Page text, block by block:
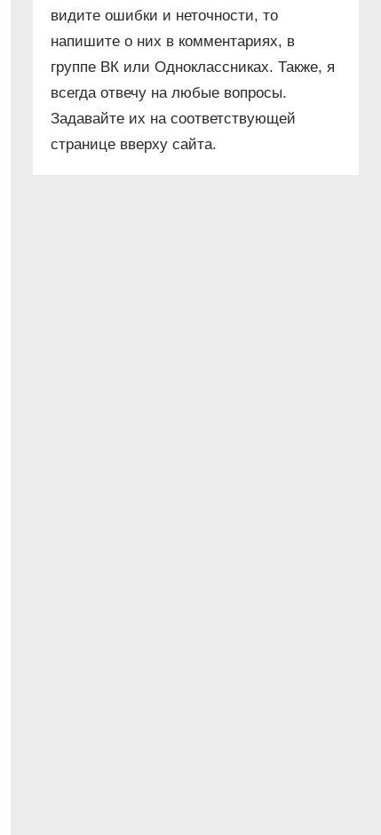
видите ошибки и неточности, то
напишите о них в комментариях, в
группе ВК или Одноклассниках. Также, я
всегда отвечу на любые вопросы.
Задавайте их на соответствующей
странице вверху сайта.